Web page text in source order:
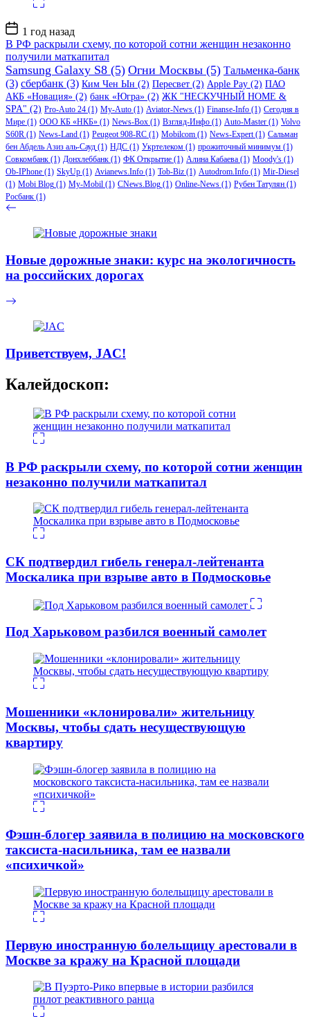
Дата
записи
1 год назад
В РФ раскрыли схему, по которой сотни женщин незаконно
получили маткапитал
Samsung Galaxy S8 (5) Огни Москвы (5) Тальменка-банк
(3) сбербанк (3) Ким Чен Ын (2) Пересвет (2) Apple Pay (2) ПАО
АКБ «Новация» (2) банк «Югра» (2) ЖК "НЕСКУЧНЫЙ HOME &
SPA" (2) Pro-Auto 24 (1) My-Auto (1) Aviator-News (1) Finanse-Info (1) Сегодня в
Мире (1) ООО КБ «НКБ» (1) News-Box (1) Взгляд-Инфо (1) Auto-Master (1) Volvo
S60R (1) News-Land (1) Peugeot 908-RC (1) Mobilcom (1) News-Expert(1) Сальман
бен Абдель Азиз аль-Сауд (1) НДС (1) Укртелеком (1) прожиточный минимум (1)
Совкомбанк (1) Донхлеббанк (1) ФК Открытие (1) Алина Кабаева (1) Moody's (1)
Ob-IPhone (1) SkyUp (1) Avianews.Info (1) Tob-Biz (1) Autodrom.Info (1) Mir-Diesel
(1) Mobi Blog (1) My-Mobil (1) CNews.Blog (1) Online-News (1) Рубен Татулян (1)
Росбанк (1)
Новые дорожные знаки: курс на экологичность
на российских дорогах
Приветствуем, JAC!
Калейдоскоп:
В РФ раскрыли схему, по которой сотни женщин
незаконно получили маткапитал
СК подтвердил гибель генерал-лейтенанта
Москалика при взрыве авто в Подмосковье
Под Харьковом разбился военный самолет
Мошенники «клонировали» жительницу
Москвы, чтобы сдать несуществующую
квартиру
Фэшн-блогер заявила в полицию на московского
таксиста-насильника, там ее назвали
«психичкой»
Первую иностранную болельщицу арестовали в
Москве за кражу на Красной площади